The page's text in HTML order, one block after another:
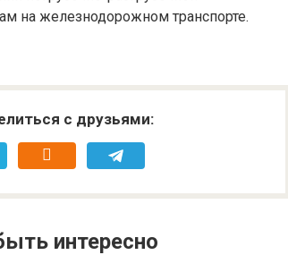
на железнодорожном транспорте.
с друзьями:
интересно